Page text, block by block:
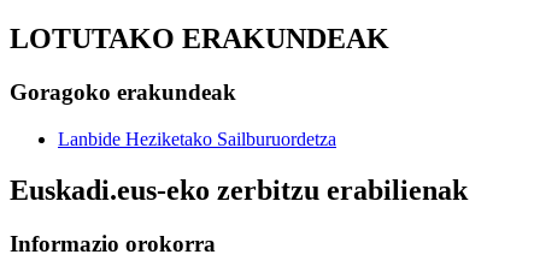
LOTUTAKO ERAKUNDEAK
Goragoko erakundeak
Lanbide Heziketako Sailburuordetza
Euskadi.eus-eko zerbitzu erabilienak
Informazio orokorra